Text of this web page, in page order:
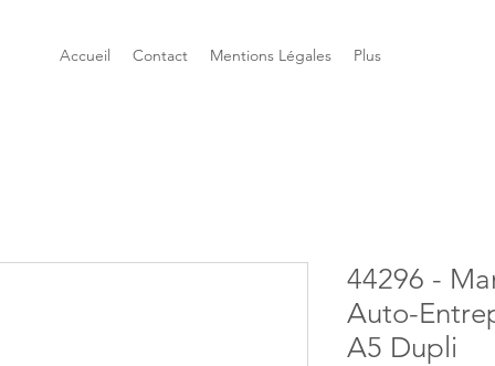
Accueil Contact Mentions Légales Plus
44296 -
Auto-
A5 Dupli